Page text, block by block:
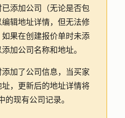
添加公司（无论是否包
辑地址详情，但无法修
果在创建报价单时未添
加公司名称和地址。
加了公司信息，当买家
，更新后的地址详情将
的现有公司记录。